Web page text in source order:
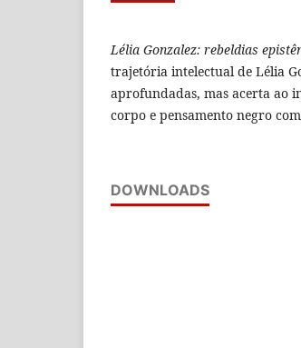
Lélia Gonzalez: rebeldias
trajetória intelectual de Lélia
aprofundadas, mas acerta ao
corpo e pensamento negro
DOWNLOADS